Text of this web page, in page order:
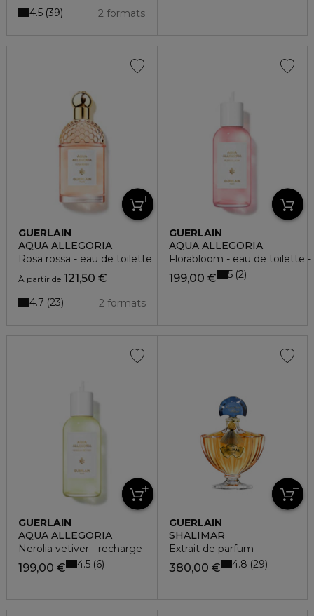
2 formats
4.5 39
GUERLAIN
AQUA ALLEGORIA
Rosa rossa - eau de toilette
À partir de 121,50 €
2 formats
4.7 23
GUERLAIN
AQUA ALLEGORIA
Florabloom - eau de toilette -
199,00 € 5 2
GUERLAIN
AQUA ALLEGORIA
Nerolia vetiver - recharge
199,00 € 4.5 6
GUERLAIN
SHALIMAR
Extrait de parfum
380,00 € 4.8 29